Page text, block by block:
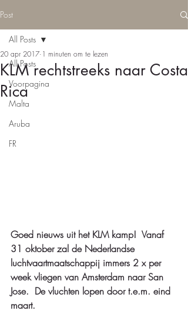
Post
All Posts
Voorpagina
Malta
Aruba
FR
All Posts
KLM rechtstreeks naar Costa
Rica
20 apr 2017 1 minuten om te lezen
Goed nieuws uit het KLM kamp!  Vanaf
31 oktober zal de Nederlandse
luchtvaartmaatschappij immers 2 x per
week vliegen van Amsterdam naar San
Jose.  De vluchten lopen door t.e.m. eind
maart.